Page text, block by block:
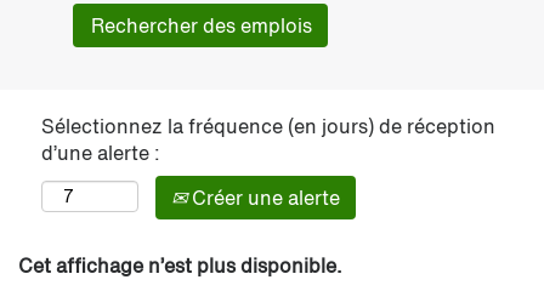
Sélectionnez la fréquence (en jours) de réception
d’une alerte :
Créer une alerte
Cet affichage n’est plus disponible.